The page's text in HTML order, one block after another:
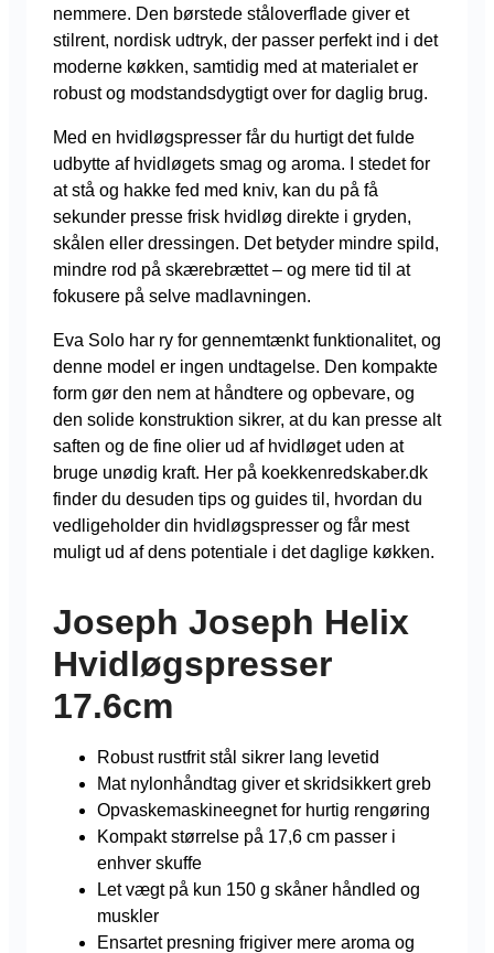
nemmere. Den børstede ståloverflade giver et
stilrent, nordisk udtryk, der passer perfekt ind i det
moderne køkken, samtidig med at materialet er
robust og modstandsdygtigt over for daglig brug.
Med en hvidløgspresser får du hurtigt det fulde
udbytte af hvidløgets smag og aroma. I stedet for
at stå og hakke fed med kniv, kan du på få
sekunder presse frisk hvidløg direkte i gryden,
skålen eller dressingen. Det betyder mindre spild,
mindre rod på skærebrættet – og mere tid til at
fokusere på selve madlavningen.
Eva Solo har ry for gennemtænkt funktionalitet, og
denne model er ingen undtagelse. Den kompakte
form gør den nem at håndtere og opbevare, og
den solide konstruktion sikrer, at du kan presse alt
saften og de fine olier ud af hvidløget uden at
bruge unødig kraft. Her på koekkenredskaber.dk
finder du desuden tips og guides til, hvordan du
vedligeholder din hvidløgspresser og får mest
muligt ud af dens potentiale i det daglige køkken.
Joseph Joseph Helix
Hvidløgspresser
17.6cm
Robust rustfrit stål sikrer lang levetid
Mat nylonhåndtag giver et skridsikkert greb
Opvaskemaskineegnet for hurtig rengøring
Kompakt størrelse på 17,6 cm passer i
enhver skuffe
Let vægt på kun 150 g skåner håndled og
muskler
Ensartet presning frigiver mere aroma og